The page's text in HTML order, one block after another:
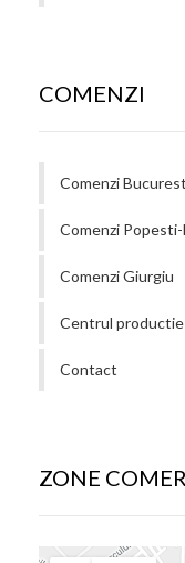
COMENZI
Comenzi
Comenzi
Comenzi Giurgiu
Centrul productie
Contact
ZONE